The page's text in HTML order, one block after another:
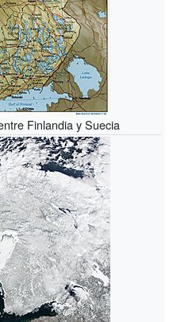
Finlandia y Suecia